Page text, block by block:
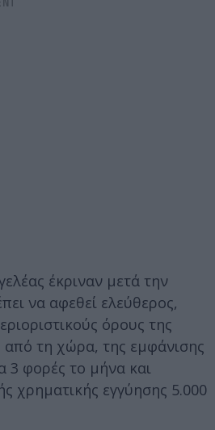
έκριναν μετά την
να αφεθεί ελεύθερος,
όρους της
τη χώρα, της εμφάνισης
3 φορές το μήνα και
χρηματικής εγγύησης 5.000